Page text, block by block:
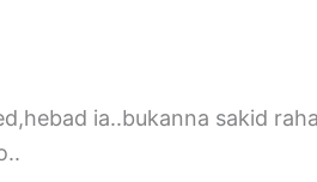
ia..bukanna sakid